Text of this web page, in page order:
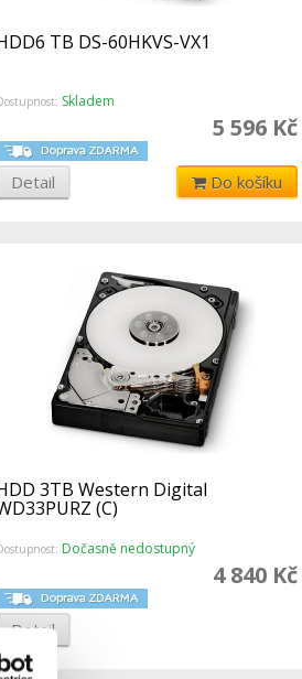
TB DS-60HKVS-VX1
Skladem
5 596 Kč
Detail Do košíku
3TB Western Digital
(C)
Dočasně nedostupný
4 840 Kč
Detail